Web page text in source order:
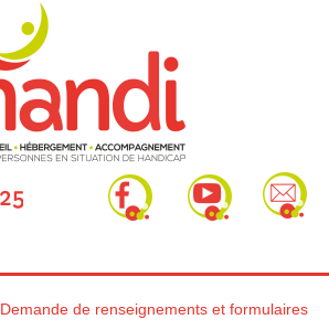
Demande de renseignements et formulaires